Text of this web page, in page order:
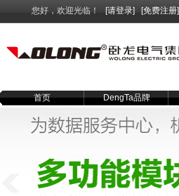
首页 DengTa品牌
您好，欢迎光临！ [请登录] [免费注册]